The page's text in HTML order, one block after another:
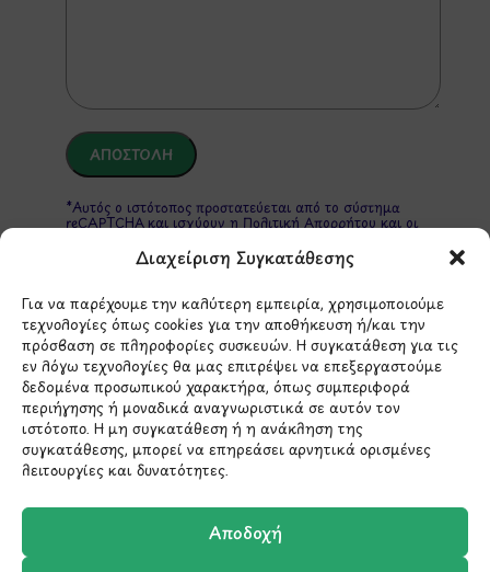
Διαχείριση Συγκατάθεσης
Για να παρέχουμε την καλύτερη εμπειρία, χρησιμοποιούμε
τεχνολογίες όπως cookies για την αποθήκευση ή/και την
πρόσβαση σε πληροφορίες συσκευών. Η συγκατάθεση για τις
εν λόγω τεχνολογίες θα μας επιτρέψει να επεξεργαστούμε
δεδομένα προσωπικού χαρακτήρα, όπως συμπεριφορά
περιήγησης ή μοναδικά αναγνωριστικά σε αυτόν τον
ιστότοπο. Η μη συγκατάθεση ή η ανάκληση της
συγκατάθεσης, μπορεί να επηρεάσει αρνητικά ορισμένες
λειτουργίες και δυνατότητες.
Αποδοχή
*Αυτός ο ιστότοπος προστατεύεται από το σύστημα
reCAPTCHA και ισχύουν η Πολιτική Απορρήτου και οι
ΣΤΟΙΧΕΙΑ ΕΠΙΚΟΙΝΩΝΙΑΣ
Holargos Center (Ισόγειο)
Λ.Περικλέους 56,
Χολαργός 15561
210 6522282